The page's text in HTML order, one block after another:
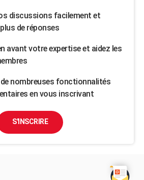
discussions facilement et
de réponses
avant votre expertise et aidez les
nombreuses fonctionnalités
en vous inscrivant
S'INSCRIRE